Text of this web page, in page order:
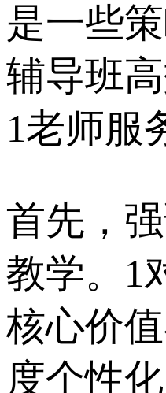
是一些策
辅导班
1老师服务
首先
教学
核心价
度个性